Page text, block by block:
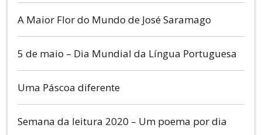
A Maior Flor do Mundo de José Saramago
5 de maio – Dia Mundial da Língua Portuguesa
Uma Páscoa diferente
Semana da leitura 2020 – Um poema por dia